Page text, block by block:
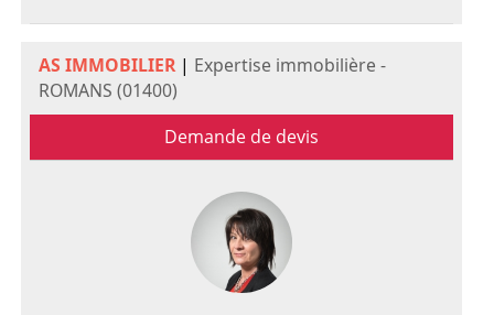
AS IMMOBILIER| Expertise immobilière -
ROMANS (01400)
Demande de devis